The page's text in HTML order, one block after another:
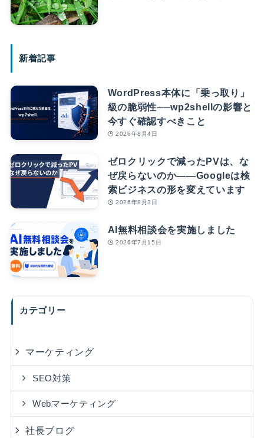
新着記事
WordPress本体に「乗っ取り」
級の脆弱性──wp2shellの影響と
今すぐ確認すべきこと
2026年8月4日
ゼロクリックで減ったPVは、な
ぜ戻らないのか――Googleは検
索ビジネスの形を変えています
2026年8月3日
AI無料相談会を実施しました
2026年7月15日
カテゴリー
マーケティング
SEO対策
Webマーケティング
社長ブログ